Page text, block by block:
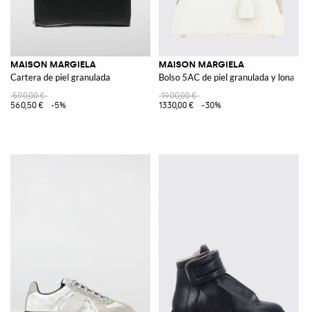
MAISON MARGIELA
Cartera de piel granulada
590,00 €
560,50 €
-5%
MAISON MARGIELA
Bolso 5AC de piel granulada y lona
1900,00 €
1330,00 €
-30%